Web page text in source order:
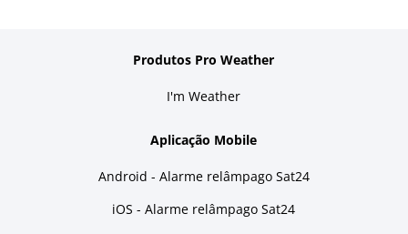
Produtos Pro Weather
I'm Weather
Aplicação Mobile
Android - Alarme relâmpago Sat24
iOS - Alarme relâmpago Sat24